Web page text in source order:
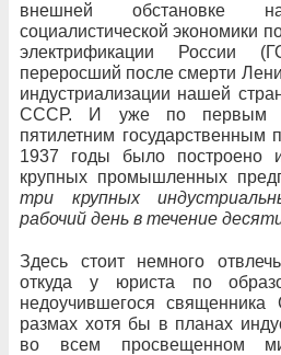
внешней обстановке
социалистической экономики
электрификации России
переросший после смерти
индустриализации нашей
СССР. И уже по первым в
пятилетним
1937 годы было построено
крупных промышленных
три крупных
рабочий день в течение
Здесь стоит немного
откуда у юриста по
недоучившегося священника
размах хотя бы в планах
во всем просвещенном